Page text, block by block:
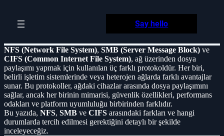
content
Say hello
NFS (Network File System), SMB (Server Message Block) ve
CIFS (Common Internet File System), ağ üzerinden dosya
paylaşımı yapmak için kullanılan üç farklı protokoldür. Her biri,
belirli işletim sistemlerinde veya heterojen ağlarda farklı avantajlar
sunar. Bu protokoller, ağdaki cihazlar arasında dosya paylaşımını
sağlar, ancak her birinin mimarisi, güvenlik özellikleri, performans
odakları ve platform uyumluluğu birbirinden farklıdır.
Bu yazıda, NFS, SMB ve CIFS arasındaki farkları ve hangi
durumlarda tercih edilmesi gerektiğini detaylı bir şekilde
inceleyeceğiz.